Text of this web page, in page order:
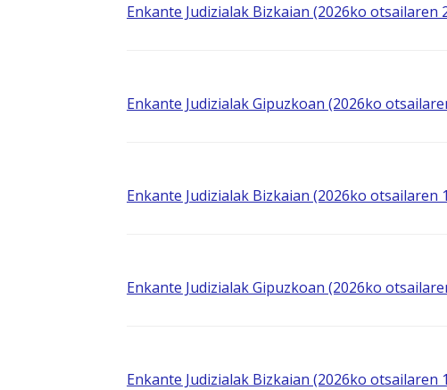
Enkante Judizialak Bizkaian (2026ko otsailaren
Enkante Judizialak Gipuzkoan (2026ko
Enkante Judizialak Bizkaian (2026ko otsailaren
Enkante Judizialak Gipuzkoan (2026ko
Enkante Judizialak Bizkaian (2026ko otsailaren